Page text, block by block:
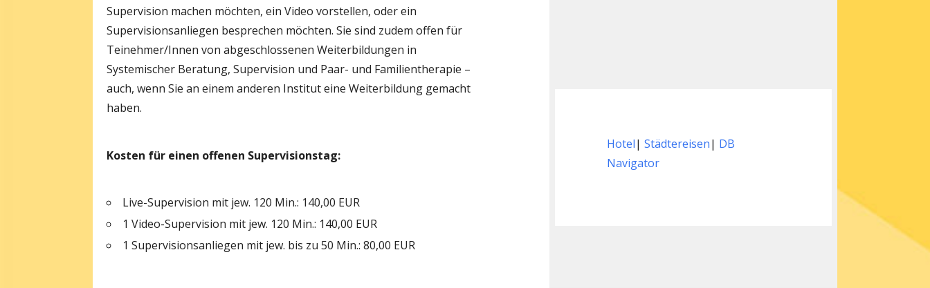
Supervision machen möchten, ein Video vorstellen, oder ein
Supervisionsanliegen besprechen möchten. Sie sind zudem offen für
Teinehmer/Innen von abgeschlossenen Weiterbildungen in
Systemischer Beratung, Supervision und Paar- und Familientherapie –
auch, wenn Sie an einem anderen Institut eine Weiterbildung gemacht
haben.
Kosten für einen offenen Supervisionstag:
Live-Supervision mit jew. 120 Min.: 140,00 EUR
1 Video-Supervision mit jew. 120 Min.: 140,00 EUR
1 Supervisionsanliegen mit jew. bis zu 50 Min.: 80,00 EUR
Hotel| Städtereisen| DB
Navigator